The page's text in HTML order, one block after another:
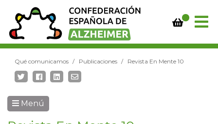
Qué comunicamos Publicaciones Revista En Mente 10
Menú